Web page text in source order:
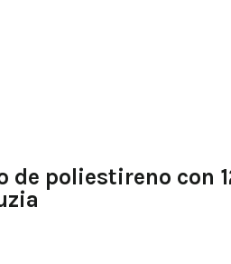
de poliestireno con